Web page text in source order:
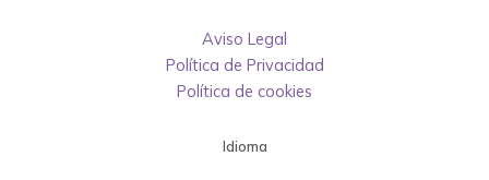
Aviso Legal
Política de Privacidad
Política de cookies
Idioma